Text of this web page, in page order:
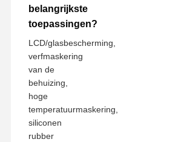
belangrijkste
toepassingen?
LCD/glasbescherming,
verfmaskering
van de
behuizing,
hoge
temperatuurmaskering,
siliconen
rubber